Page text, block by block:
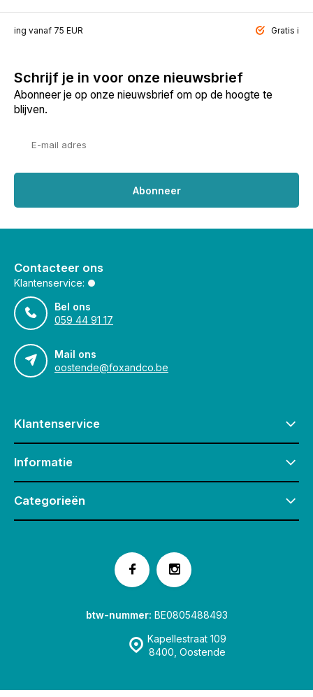
vanaf 75 EUR Gratis
Schrijf je in voor onze nieuwsbrief
Abonneer je op onze nieuwsbrief om op de hoogte te
blijven.
Abonneer
Contacteer ons
Klantenservice:
Bel ons
059 44 91 17
Mail ons
oostende@foxandco.be
Klantenservice
Informatie
Categorieën
Kapellestraat 109
8400, Oostende
btw-nummer: BE0805488493